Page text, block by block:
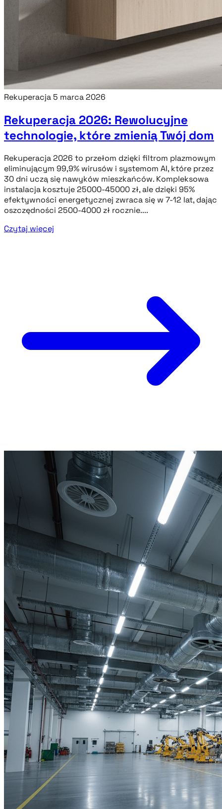
Rekuperacja5 marca 2026
Rekuperacja 2026: Rewolucyjne
technologie, które zmienią Twój dom
Rekuperacja 2026 to przełom dzięki filtrom plazmowym
eliminującym 99,9% wirusów i systemom AI, które przez
30 dni uczą się nawyków mieszkańców. Kompleksowa
instalacja kosztuje 25000-45000 zł, ale dzięki 95%
efektywności energetycznej zwraca się w 7-12 lat, dając
oszczędności 2500-4000 zł rocznie....
Czytaj więcej